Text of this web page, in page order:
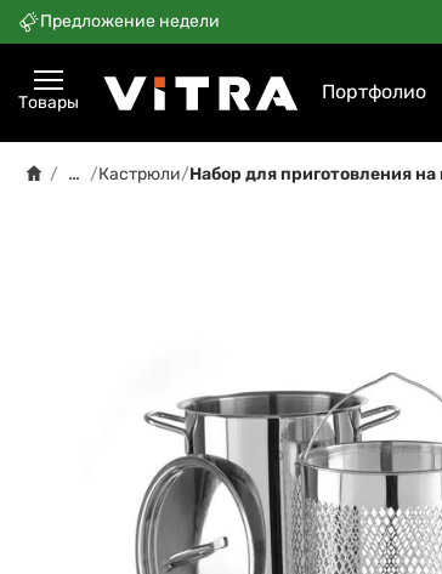
Предложение недели
Товары Портфолио
/ … /Кастрюли/Набор для приготовления